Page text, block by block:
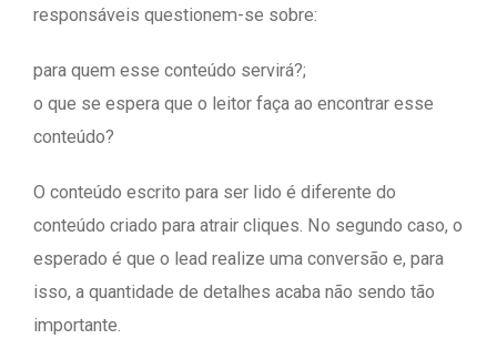
responsáveis questionem-se sobre:
para quem esse conteúdo servirá?;
o que se espera que o leitor faça ao encontrar esse
conteúdo?
O conteúdo escrito para ser lido é diferente do
conteúdo criado para atrair cliques. No segundo caso, o
esperado é que o lead realize uma conversão e, para
isso, a quantidade de detalhes acaba não sendo tão
importante.